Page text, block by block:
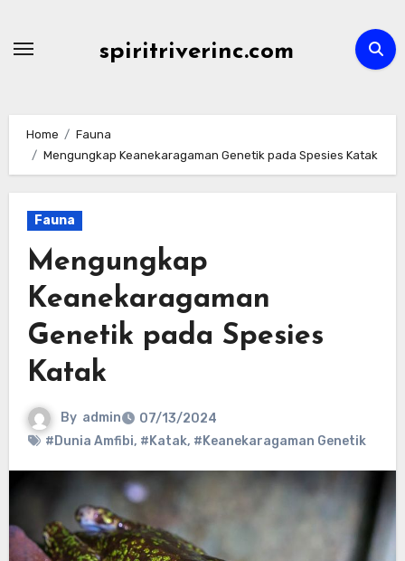
spiritriverinc.com
Home
Fauna
Mengungkap Keanekaragaman Genetik pada Spesies Katak
Fauna
Mengungkap
Keanekaragaman
Genetik pada Spesies
Katak
By admin
07/13/2024
#Dunia Amfibi, #Katak, #Keanekaragaman Genetik